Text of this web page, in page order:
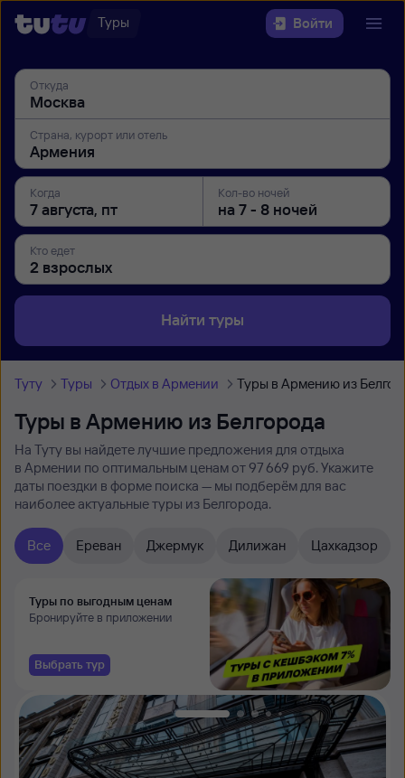
Туры Войти
Откуда
Страна, курорт или отель
Когда Кол-во ночей
Кто едет
Найти туры
Туту Туры Отдых в Армении Туры в Армению из
Туры в Армению из Белгорода
На Туту вы найдете лучшие предложения для отдыха
в Армении по оптимальным ценам от 97 ⁠669 руб. Укажите
даты поездки в форме поиска — мы подберём для вас
наиболее актуальные туры из Белгорода.
Все Ереван Джермук Дилижан Цахкадзор
Туры по выгодным ценам
Бронируйте в приложении
Выбрать тур